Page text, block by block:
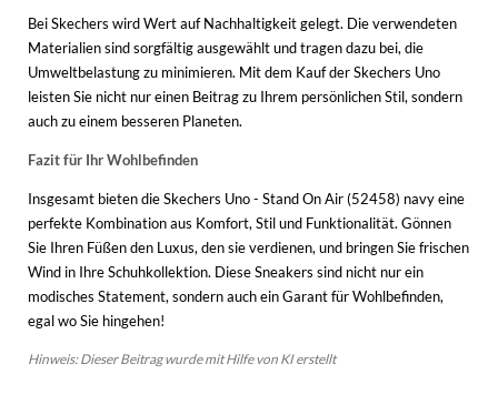
Bei Skechers wird Wert auf Nachhaltigkeit gelegt. Die verwendeten
Materialien sind sorgfältig ausgewählt und tragen dazu bei, die
Umweltbelastung zu minimieren. Mit dem Kauf der Skechers Uno
leisten Sie nicht nur einen Beitrag zu Ihrem persönlichen Stil, sondern
auch zu einem besseren Planeten.
Fazit für Ihr Wohlbefinden
Insgesamt bieten die Skechers Uno - Stand On Air (52458) navy eine
perfekte Kombination aus Komfort, Stil und Funktionalität. Gönnen
Sie Ihren Füßen den Luxus, den sie verdienen, und bringen Sie frischen
Wind in Ihre Schuhkollektion. Diese Sneakers sind nicht nur ein
modisches Statement, sondern auch ein Garant für Wohlbefinden,
egal wo Sie hingehen!
Hinweis: Dieser Beitrag wurde mit Hilfe von KI erstellt